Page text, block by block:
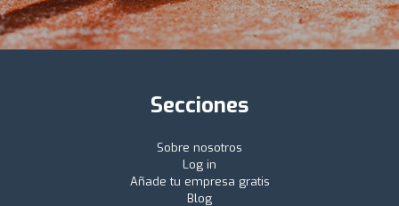
Secciones
Sobre nosotros
Log in
Añade tu empresa gratis
Blog